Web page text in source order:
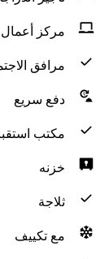
مركز أعمال
مرافق
دفع سريع
مكتب استقبال
خزنه
ثلاجة
مع تكييف